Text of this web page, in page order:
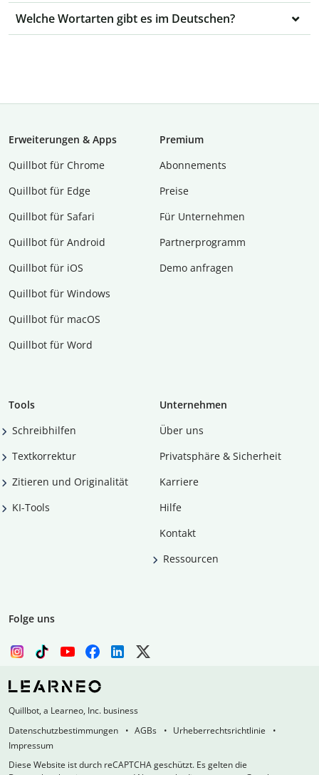
Welche Wortarten gibt es im Deutschen?
Erweiterungen & Apps
Quillbot für Chrome
Quillbot für Edge
Quillbot für Safari
Quillbot für Android
Quillbot für iOS
Quillbot für Windows
Quillbot für macOS
Quillbot für Word
Premium
Abon­ne­ments
Preise
Für Unternehmen
Partnerprogramm
Demo anfragen
Tools
Schreibhilfen
Textkorrektur
Zitieren und Originalität
KI-Tools
Unternehmen
Über uns
Privatsphäre & Sicherheit
Karriere
Hilfe
Kontakt
Ressourcen
Folge uns
Quillbot, a Learneo, Inc. business
Datenschutzbestimmungen
AGBs
Urheberrechtsrichtlinie
Impressum
Diese Website ist durch reCAPTCHA geschützt. Es gelten die